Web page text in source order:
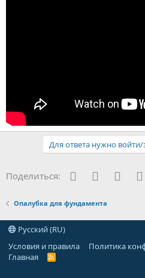
Для ответа нужно войти/
Поделиться: Facebook
Twitter Reddit
Опалубка для фундамента
Русский (RU)
Условия и правила
Политика
Главная
R